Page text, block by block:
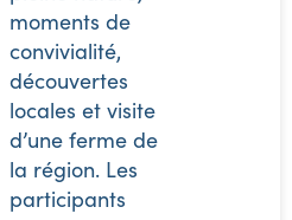
moments de
convivialité,
découvertes
locales et visite
d’une ferme de
la région. Les
participants